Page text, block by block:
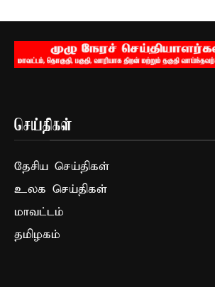
செய்திகள்
தேசிய செய்திகள்
உலக செய்திகள்
மாவட்டம்
தமிழகம்